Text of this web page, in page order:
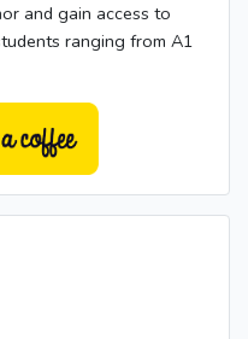
and gain access to
ranging from A1